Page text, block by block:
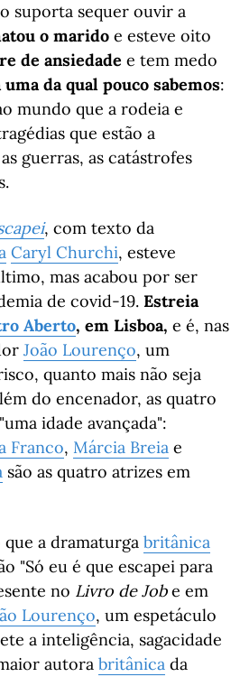
suporta sequer ouvir a
o marido e esteve oito
de ansiedade e tem medo
uma da qual pouco sabemos:
mundo que a rodeia e
que estão a
guerras, as catástrofes
, com texto da
Caryl Churchi, esteve
mas acabou por ser
de covid-19. Estreia
Aberto, em Lisboa, e é, nas
João Lourenço, um
quanto mais não seja
do encenador, as quatro
idade avançada":
Franco, Márcia Breia e
são as quatro atrizes em
a dramaturga britânica
"Só eu é que escapei para
no Livro de Jobe em
Lourenço, um espetáculo
a inteligência, sagacidade
autora britânica da